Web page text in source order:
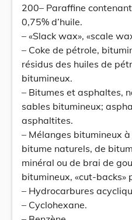
200– Paraffine
0,75% d’huile.
– «Slack wax», «scale
– Coke de pétrole,
résidus des huiles de
bitumineux.
– Bitumes et asphaltes,
sables bitumineux;
asphaltites.
– Mélanges bitumineux
bitume naturels, de
minéral ou de brai de
bitumineux, «cut-backs»
– Hydrocarbures
– Cyclohexane.